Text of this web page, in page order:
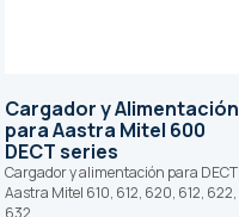
Cargador y Alimentación
para Aastra Mitel 600
DECT series
Cargador y alimentación para DECT
Aastra Mitel 610, 612, 620, 612, 622,
632